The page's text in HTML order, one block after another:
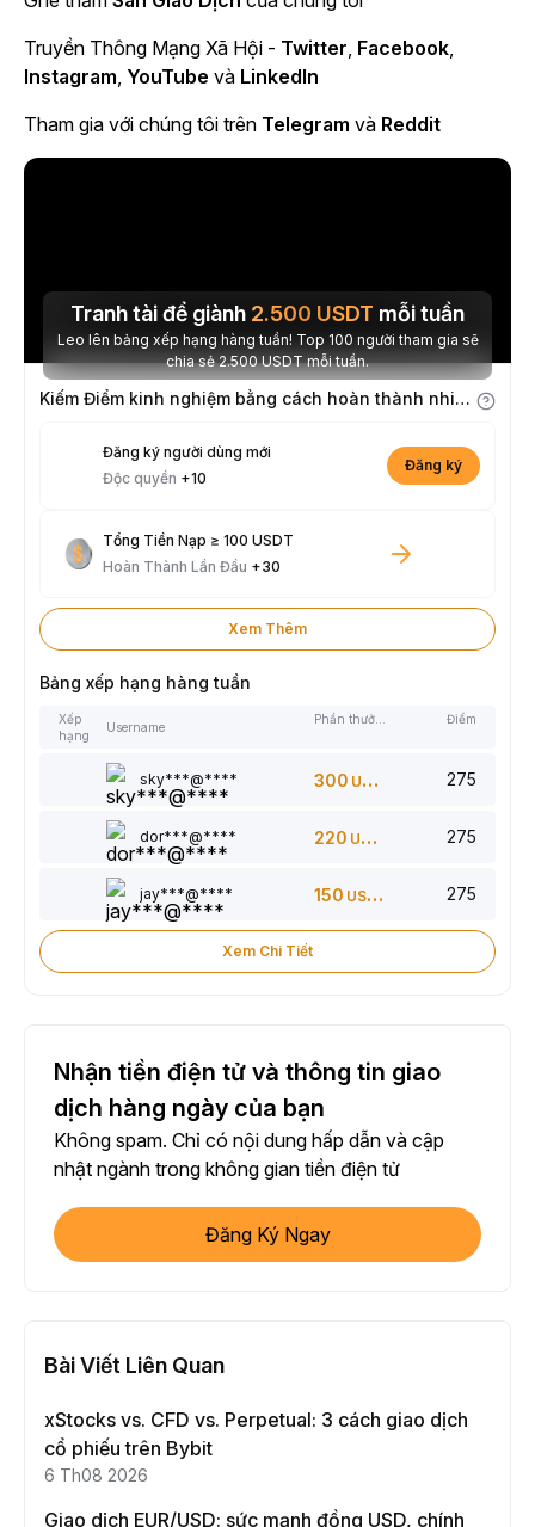
Truyền Thông Mạng Xã Hội - Twitter, Facebook,
Instagram, YouTube và LinkedIn
Tham gia với chúng tôi trên Telegram và Reddit
Tranh tài để giành 2.500 USDT mỗi tuần
Leo lên bảng xếp hạng hàng tuần! Top 100 người tham gia sẽ
chia sẻ 2.500 USDT mỗi tuần.
Kiếm Điểm kinh nghiệm bằng cách hoàn thành nhiệm vụ
Đăng ký người dùng mới
Độc quyền +10
Đăng ký
Tổng Tiền Nạp ≥ 100 USDT
Hoàn Thành Lần Đầu +30
Xem Thêm
Bảng xếp hạng hàng tuần
Xếp
hạng
Username
Điểm
sky***@**** 300 USDT 275
dor***@**** 220 USDT 275
jay***@**** 150 USDT 275
Xem Chi Tiết
Nhận tiền điện tử và thông tin giao
dịch hàng ngày của bạn
Không spam. Chỉ có nội dung hấp dẫn và cập
nhật ngành trong không gian tiền điện tử
Đăng Ký Ngay
Bài Viết Liên Quan
xStocks vs. CFD vs. Perpetual: 3 cách giao dịch
cổ phiếu trên Bybit
6 Th08 2026
Giao dịch EUR/USD: sức mạnh đồng USD, chính